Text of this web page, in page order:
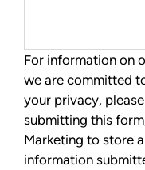
For information on
we are committed
your privacy,
submitting this
Marketing to store
information